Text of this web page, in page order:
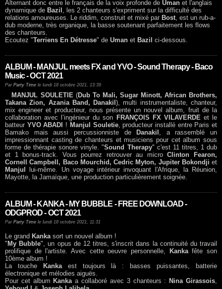
Alternant donc entre le français de la voix profonde de Uman et l'anglais
dynamique de Bazil , les 2 chanteurs s'expriment sur la difficulté des
relations amoureuses. Le riddim, construit et mixé par Bost, est un rub-a-
dub moderne, très organique, la basse soutenant parfaitement les flows
des chanteurs.
Ecoutez "Terriens En Détresse" de Uman et Bazil ci-dessous.
ALBUM - MANJUL meets FX and YVO - Sound Therapy - Baco
Music - OCT 2021
Par Party Time le lundi 18 octobre 2021, 13:39
MANJUL SOULETIE(Dub To Mali, Sugar Minott, African Brothers,
Takana Zion, Azania Band, Danakil), multi instrumentaliste, chanteur,
mix engineer et producteur, nous présente un nouvel album, fruit de la
collaboration avec l’ingénieur du son FRANÇOIS FX VILAVERDEet le
batteur YVO ABADI ! Manjul Souletie, producteur installé entre Paris et
Bamako mais aussi percussionniste de
Danakil , a rassemblé un
impressionnant casting de chanteurs et musiciens pour cet album sous
forme de thérapie sonore vinyle. "Sound Therapy" c'est 11 titres, 1 dub
et 1 bonus-track. Vous pourrez retrouver au microClinton Fearon,
Cornell Campbell, Baco Mourchid, Cedric Myton, Jupiter Bokondji et
Manjul
lui-même. Un voyage intérieur invoquant l'Afrique, la Réunion,
Mayotte, la Jamaïque, une production particulièrement soignée.
ALBUM - KANKA - MY BUBBLE - FREE DOWNLOAD -
ODGPROD - OCT 2021
Par Party Time le lundi 18 octobre 2021, 11:31
Le grand Kanka sort un nouvel album !
" My Bubble", un opus de 12 titres, s'inscrit dans la continuité du travail
prolifique de l'artiste. Avec cette oeuvre personnelle,
Kankafête son
10ème album !
La touche
Kankaest toujours là : basses puissantes, batterie
électronique et mélodies aiguës.
Pour cet album Kankaa collaboré avec 3 chanteurs : Nina Girassois,